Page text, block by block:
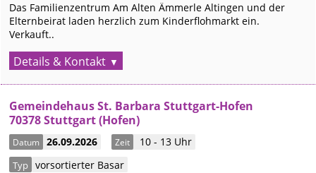
Das Familienzentrum Am Alten Ämmerle Altingen und der
Elternbeirat laden herzlich zum Kinderflohmarkt ein.
Verkauft..
Details & Kontakt
Gemeindehaus St. Barbara Stuttgart-Hofen
70378 Stuttgart (Hofen)
Datum 26.09.2026 Zeit 10 - 13 Uhr
Typ vorsortierter Basar